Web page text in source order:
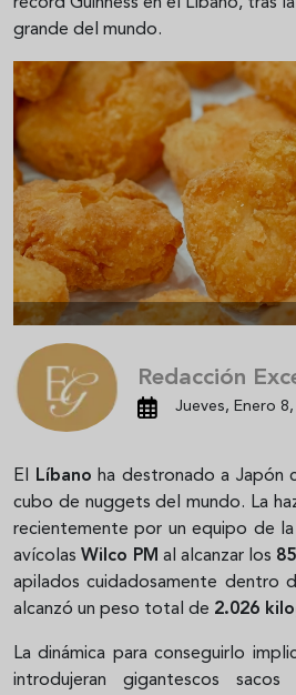
grande del mundo.
Redacción
Jueves, Enero
El Líbano ha destronado a Japón
cubo de nuggets del mundo. La
recientemente por un equipo de
avícolas Wilco PM al alcanzar los
apilados cuidadosamente dentro
alcanzó un peso total de 2.026
La dinámica para conseguirlo
introdujeran gigantescos